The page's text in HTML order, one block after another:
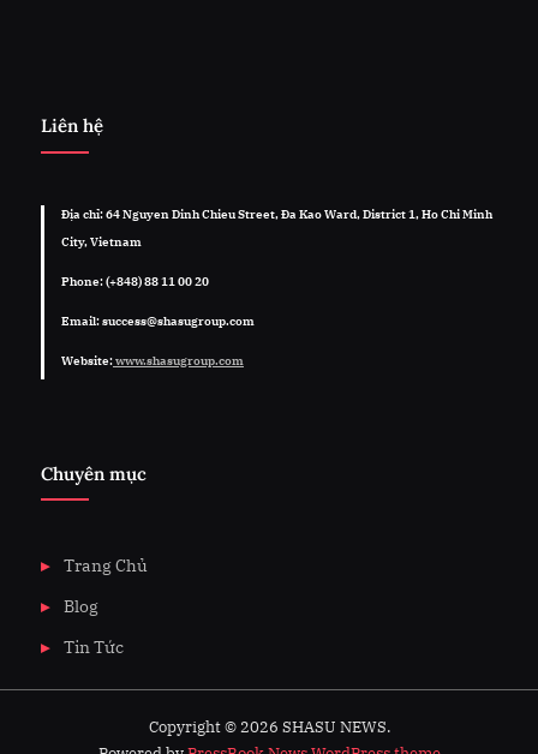
Liên hệ
Địa chỉ: 64 Nguyen Dinh Chieu Street, Đa Kao Ward, District 1, Ho Chi Minh
City, Vietnam
Phone: (+848) 88 11 00 20
Email: success@shasugroup.com
Website:www.shasugroup.com
Chuyên mục
Trang Chủ
Blog
Tin Tức
Copyright © 2026 SHASU NEWS.